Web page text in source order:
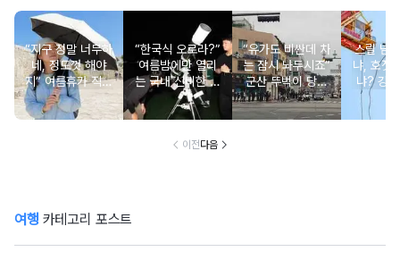
“지구 정말 너무하
네, 정도껏 해야
지” 여름휴가 직사
광선 대처법
“한국식 오로라?”
여름밤에만 열리
는 국내 신비한 명
소 4
“유가도 비싼데 차
는 잠시 놔두시죠”
군산 뚜벅이 당일
치기 코스, 걸어서
다 되는 이유
스릴 넘
냐, 호젓
냐? 강
추천
이전다음
여행 카테고리 포스트